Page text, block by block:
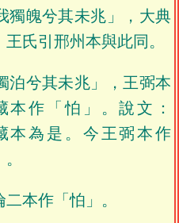
獨魄兮其未兆」，大典
氏引邢州本與此同。
泊兮其未兆」，王弼本
本作「怕」。說文：
本為是。今王弼本作
本作「怕」。